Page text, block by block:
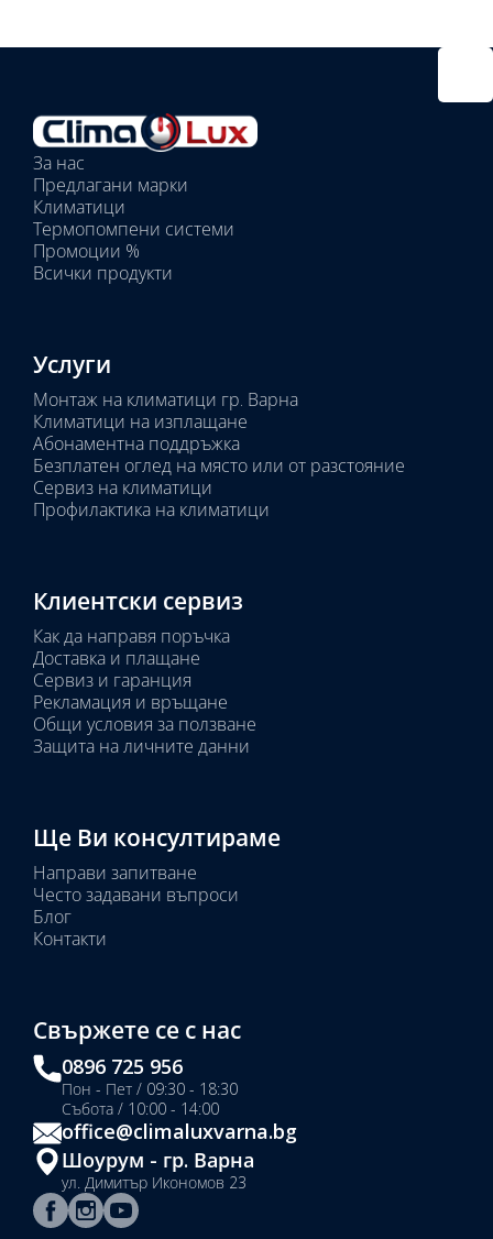
За нас
Предлагани марки
Климатици
Термопомпени системи
Промоции %
Всички продукти
Услуги
Монтаж на климатици гр. Варна
Климатици на изплащане
Абонаментна поддръжка
Безплатен оглед на място или от разстояние
Сервиз на климатици
Профилактика на климатици
Клиентски сервиз
Как да направя поръчка
Доставка и плащане
Сервиз и гаранция
Рекламация и връщане
Общи условия за ползване
Защита на личните данни
Ще Ви консултираме
Направи запитване
Често задавани въпроси
Блог
Контакти
Свържете се с нас
0896 725 956
Пон - Пет / 09:30 - 18:30
Събота / 10:00 - 14:00
office@climaluxvarna.bg
Шоурум - гр. Варна
ул. Димитър Икономов 23